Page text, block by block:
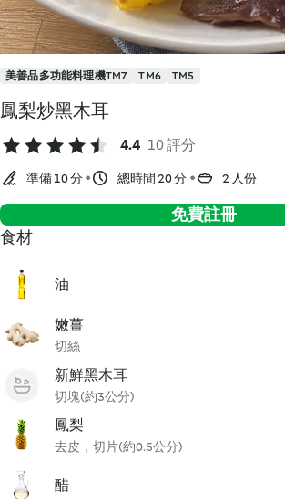
美善品多功能料理機TM7 TM6 TM5
鳳梨炒黑木耳
4.4 10 評分
準備 10 分 總時間 20 分 2 人份
免費註冊
食材
油
嫩薑
切絲
新鮮黑木耳
切塊(約3公分)
鳳梨
去皮，切片(約0.5公分)
醋